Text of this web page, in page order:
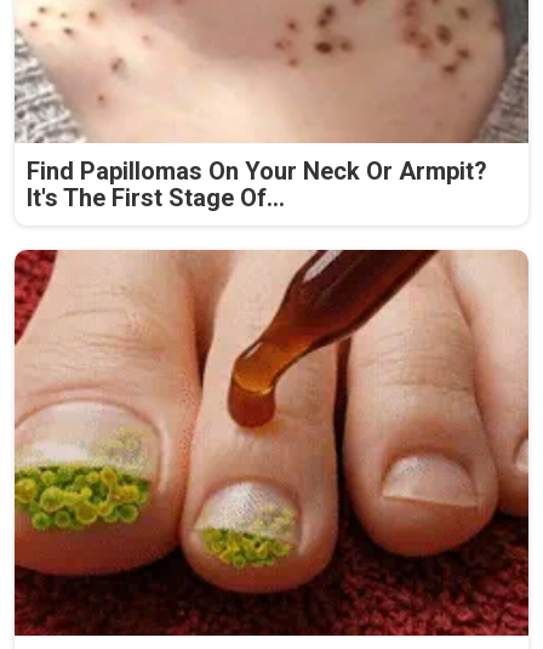
Find Papillomas On Your Neck Or Armpit?
It's The First Stage Of...